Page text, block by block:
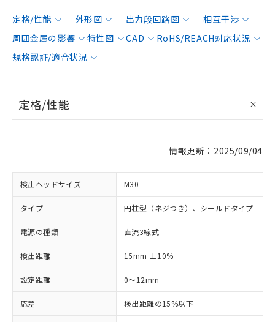
定格/性能 外形図 出力段回路図
相互干渉
周囲金属の影響
特性図 CAD
RoHS/REACH対応状況
規格認証/適合状況
定格/性能
情報更新：2025/09/04
検出ヘッドサイズ M30
タイプ 円柱型（ネジつき）、シールドタイプ
電源の種類 直流3線式
検出距離 15mm ±10%
設定距離 0～12mm
応差 検出距離の15%以下